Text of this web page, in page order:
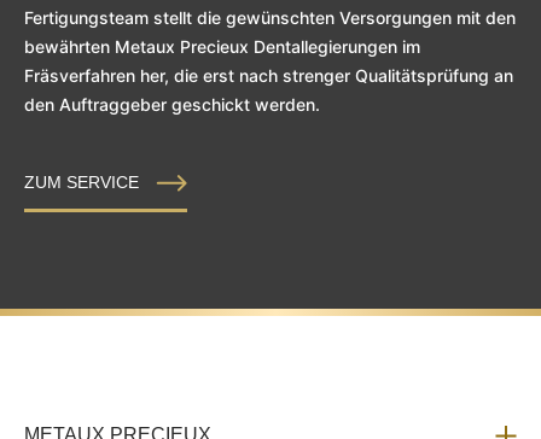
Fertigungsteam stellt die gewünschten Versorgungen mit den
bewährten Metaux Precieux Dentallegierungen im
Fräsverfahren her, die erst nach strenger Qualitätsprüfung an
den Auftraggeber geschickt werden.
ZUM SERVICE
METAUX PRECIEUX